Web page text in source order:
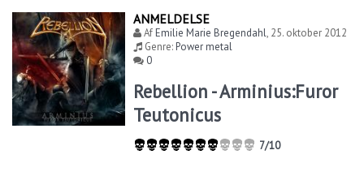
ANMELDELSE
AfEmilie Marie Bregendahl, 25. oktober 2012
Genre:Power metal
0
Rebellion - Arminius:Furor
Teutonicus
7/10